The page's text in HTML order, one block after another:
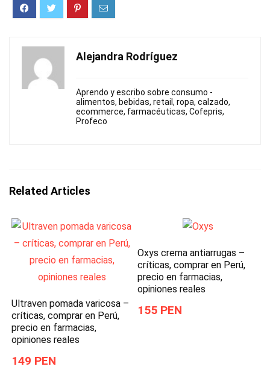
Alejandra Rodríguez
Aprendo y escribo sobre consumo -
alimentos, bebidas, retail, ropa, calzado,
ecommerce, farmacéuticas, Cofepris,
Profeco
Related Articles
Ultraven pomada varicosa –
críticas, comprar en Perú,
precio en farmacias,
opiniones reales
149 PEN
Oxys crema antiarrugas –
críticas, comprar en Perú,
precio en farmacias,
opiniones reales
155 PEN